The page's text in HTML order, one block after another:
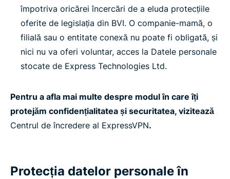
împotriva oricărei încercări de a eluda protecțiile
oferite de legislația din BVI. O companie-mamă, o
filială sau o entitate conexă nu poate fi obligată, și
nici nu va oferi voluntar, acces la Datele personale
stocate de Express Technologies Ltd.
Pentru a afla mai multe despre modul în care îți
protejăm confidențialitatea și securitatea, vizitează
Centrul de încredere al ExpressVPN.
Protecția datelor personale în